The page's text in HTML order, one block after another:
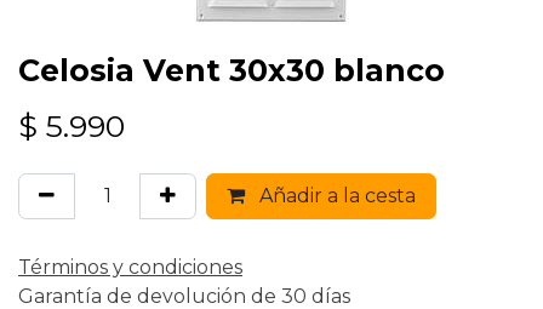
Celosia Vent 30x30 blanco
$ 5.990
Añadir a la cesta
Términos y condiciones
Garantía de devolución de 30 días